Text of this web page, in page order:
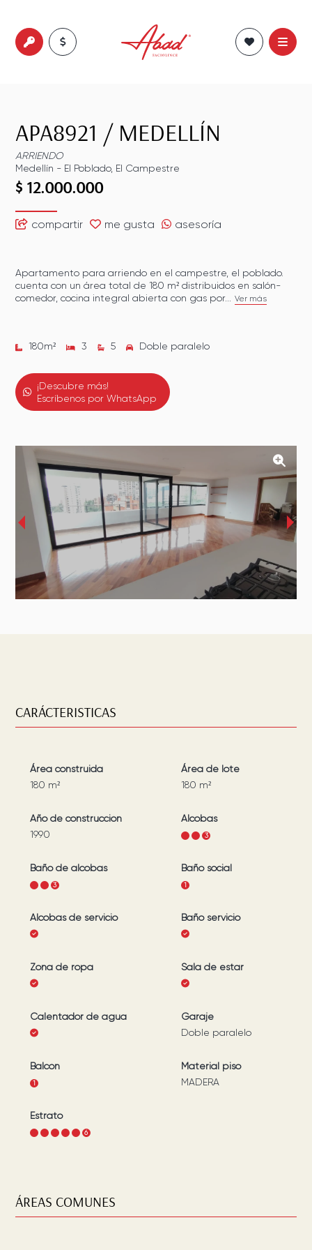
APA8921 / MEDELLÍN
ARRIENDO
Medellín - El Poblado, El Campestre
$ 12.000.000
compartir me gusta asesoría
Apartamento para arriendo en el campestre, el poblado.
cuenta con un área total de 180 m² distribuidos en salón-
comedor, cocina integral abierta con gas por...
Ver más
180m² 3 5 Doble paralelo
¡Descubre más!
Escríbenos por WhatsApp
‹ ›
CARÁCTERISTICAS
Área construida
180 m²
Área de lote
180 m²
Año de construcción
1990
Alcobas
3
Baño de alcobas
3
Baño social
1
Alcobas de servicio Baño servicio
Zona de ropa Sala de estar
Calentador de agua
Garaje
Doble paralelo
Balcón
1
Material piso
MADERA
Estrato
4 6
ÁREAS COMUNES